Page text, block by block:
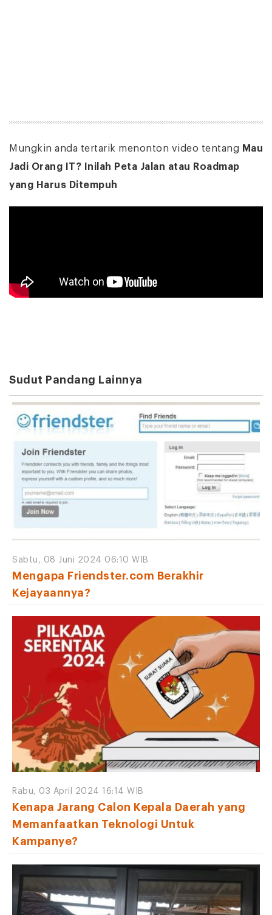
Mungkin anda tertarik menonton video tentang Mau
Jadi Orang IT? Inilah Peta Jalan atau Roadmap
yang Harus Ditempuh
Sudut Pandang Lainnya
Sabtu, 08 Juni 2024 06:10 WIB
Mengapa Friendster.com Berakhir
Kejayaannya?
Rabu, 03 April 2024 16:14 WIB
Kenapa Jarang Calon Kepala Daerah yang
Memanfaatkan Teknologi Untuk
Kampanye?